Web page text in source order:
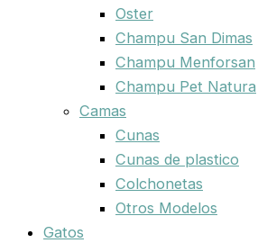
Oster
Champu San Dimas
Champu Menforsan
Champu Pet Natura
Camas
Cunas
Cunas de plastico
Colchonetas
Otros Modelos
Gatos